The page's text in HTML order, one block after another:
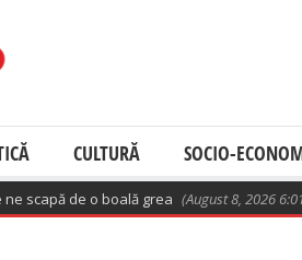
CULTURĂ SOCIO-
de o boală grea (August 8, 2026 6:01 am)